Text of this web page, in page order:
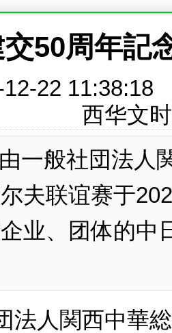
50周年記
12-22
西华文
由一般社団法人
夫联谊赛于
业、团体的中
法人関西中華